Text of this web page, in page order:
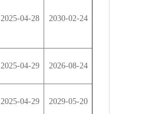
2025-04-28 2030-02-24
2025-04-29 2026-08-24
2025-04-29 2029-05-20